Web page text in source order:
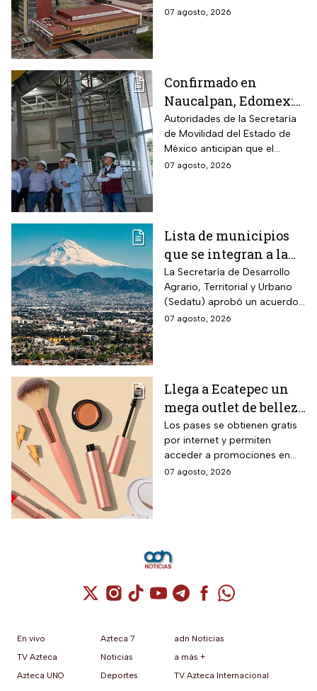
control de forma presencial
07 agosto, 2026
Confirmado en
Naucalpan, Edomex:
la Línea 3 del
Mexicable llega al
71,4% de avance y
anuncian cuándo
Autoridades de la Secretaría
de Movilidad del Estado de
México anticipan que el
transporte teleférico reducirá
07 agosto, 2026
Lista de municipios
que se integran a la
Zona Metropolitana
del Valle de México
La Secretaría de Desarrollo
Agrario, Territorial y Urbano
(Sedatu) aprobó un acuerdo
para que se integren más
07 agosto, 2026
Llega a Ecatepec un
mega outlet de belleza
con entrada gratis y
descuentos de hasta el
80% durante 5 días
consecutivos en
Los pases se obtienen gratis
por internet y permiten
acceder a promociones en
maquillaje, perfumes y
07 agosto, 2026
Cuenta de X / Twitter (se abre en una
Cuenta de Instagram (se abre en una
Cuenta de TikTok (se abre en
Cuenta de YouTube (se abre
Cuenta de Telegram (se
Cuenta de
Cuenta de
En vivo
TV Azteca
Azteca UNO
Azteca 7
Noticias
Deportes
adn Noticias
a más +
TV Azteca Internacional